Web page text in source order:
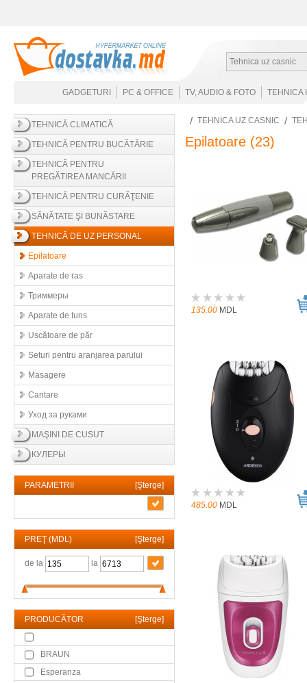
Tehnica uz casnic
GADGETURI PC & OFFICE TV, AUDIO & FOTO TEHNICA
TEHNICĂ CLIMATICĂ
TEHNICĂ PENTRU BUCĂTĂRIE
TEHNICĂ PENTRU
PREGĂTIREA MANCĂRII
TEHNICĂ PENTRU CURĂŢENIE
SĂNĂTATE ŞI BUNĂSTARE
TEHNICĂ DE UZ PERSONAL
Epilatoare
Aparate de ras
Триммеры
Aparate de tuns
Uscătoare de păr
Seturi pentru aranjarea parului
Masagere
Cantare
Уход за руками
MAŞINI DE CUSUT
КУЛЕРЫ
PARAMETRII [Şterge]
PREŢ (MDL) [Şterge]
de la la
PRODUCĂTOR [Şterge]
BRAUN
Esperanza
TEHNICA UZ CASNIC
Epilatoare (23)
135.00 MDL
485.00 MDL